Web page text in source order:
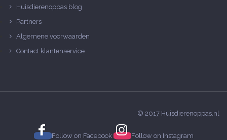
Huisdierenoppas blog
Partners
Algemene voorwaarden
Contact klantenservice
© 2017 Huisdierenoppas.nl
Follow on Facebook Follow on Instagram